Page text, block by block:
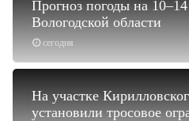
сегодня
Прогноз погоды на 10–14
Вологодской области
На участке
установили тросовое